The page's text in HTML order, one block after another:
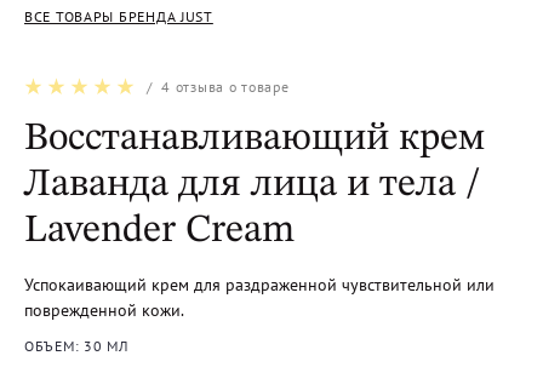
ВСЕ ТОВАРЫ БРЕНДА JUST
/4 отзыва о товаре
Восстанавливающий крем
Лаванда для лица и тела /
Lavender Cream
Успокаивающий крем для раздраженной чувствительной или
поврежденной кожи.
ОБЪЕМ: 30 МЛ